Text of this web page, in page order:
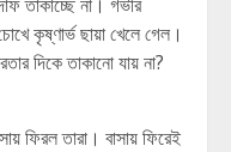
কৃষ্ণার্ভ ছায়া খেলে গেল।
দিকে তাকানো যায় না?
ফিরল তারা। বাসায় ফিরেই